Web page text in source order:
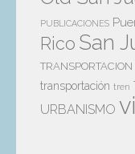
PUBLICACIONES
Rico San
transportación tren
URBANISMO